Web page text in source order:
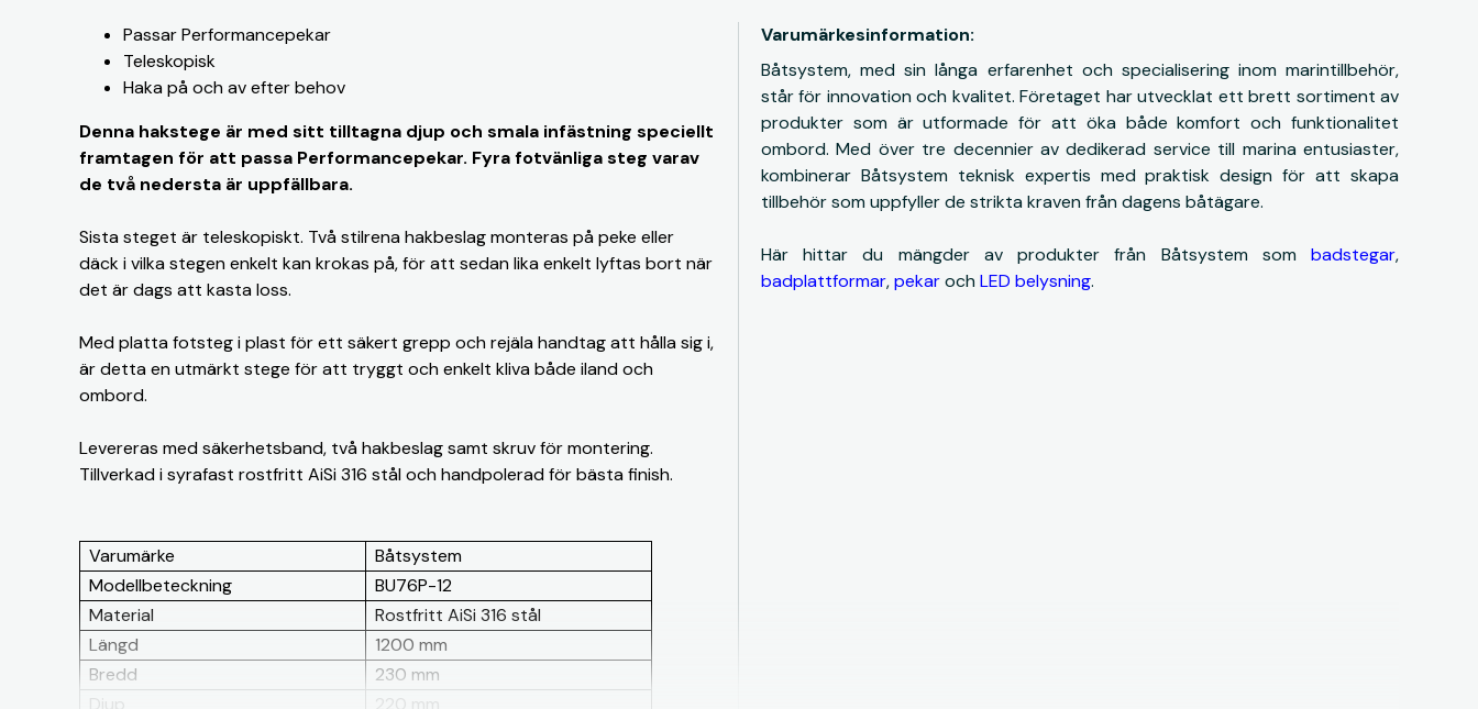
Passar Performancepekar
Teleskopisk
Haka på och av efter behov
Denna hakstege är med sitt tilltagna djup och smala infästning speciellt
framtagen för att passa Performancepekar. Fyra fotvänliga steg varav
de två nedersta är uppfällbara.
Sista steget är teleskopiskt. Två stilrena hakbeslag monteras på peke eller
däck i vilka stegen enkelt kan krokas på, för att sedan lika enkelt lyftas bort när
det är dags att kasta loss.
Med platta fotsteg i plast för ett säkert grepp och rejäla handtag att hålla sig i,
är detta en utmärkt stege för att tryggt och enkelt kliva både iland och
ombord.
Levereras med säkerhetsband, två hakbeslag samt skruv för montering.
Tillverkad i syrafast rostfritt AiSi 316 stål och handpolerad för bästa finish.
Varumärke
Båtsystem
Modellbeteckning
BU76P-12
Material
Rostfritt AiSi 316 stål
Längd
1200 mm
Bredd
230 mm
Varumärkesinformation:
Båtsystem, med sin långa erfarenhet och specialisering inom marintillbehör,
står för innovation och kvalitet. Företaget har utvecklat ett brett sortiment av
produkter som är utformade för att öka både komfort och funktionalitet
ombord. Med över tre decennier av dedikerad service till marina entusiaster,
kombinerar Båtsystem teknisk expertis med praktisk design för att skapa
tillbehör som uppfyller de strikta kraven från dagens båtägare.
Här hittar du mängder av produkter från Båtsystem som badstegar,
badplattformar,pekaroch LED belysning.